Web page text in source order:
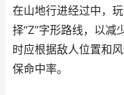
在山地行进经过中，
择“Z”字形路线，以减
时应根据敌人位置和
保命中率。